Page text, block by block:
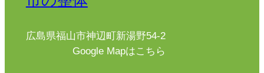
広島県福山市神辺町新湯野54-2
Google Mapはこちら